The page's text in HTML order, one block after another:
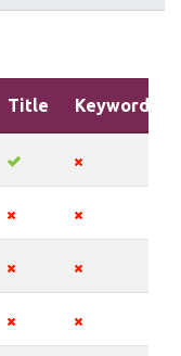
Title Keywords